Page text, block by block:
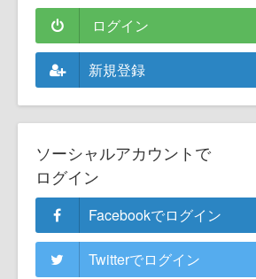
ログイン
新規登録
ソーシャルアカウントで
ログイン
Facebookでログイン
Twitterでログイン